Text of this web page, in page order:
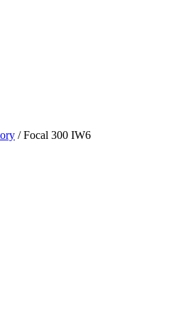
/ Focal 300 IW6